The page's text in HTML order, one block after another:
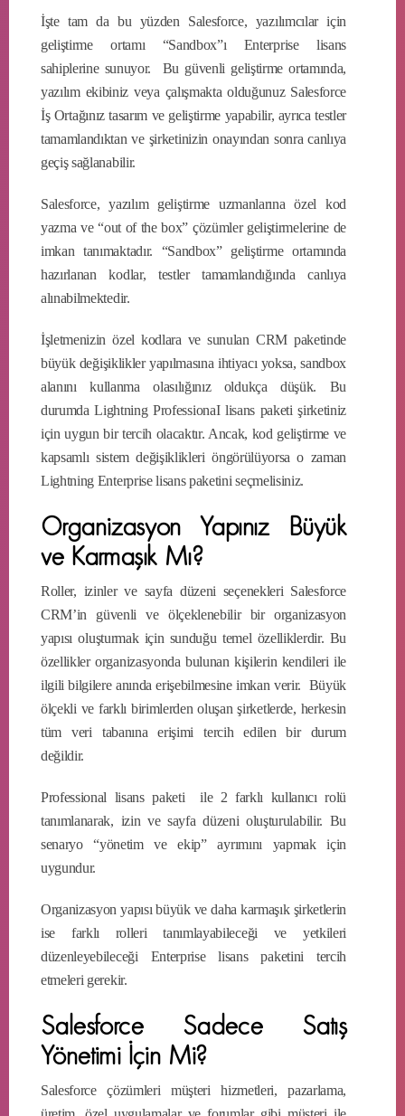
İşte tam da bu yüzden Salesforce, yazılımcılar için
geliştirme ortamı “Sandbox”ı Enterprise lisans
sahiplerine sunuyor. Bu güvenli geliştirme ortamında,
yazılım ekibiniz veya çalışmakta olduğunuz Salesforce
İş Ortağınız tasarım ve geliştirme yapabilir, ayrıca testler
tamamlandıktan ve şirketinizin onayından sonra canlıya
geçiş sağlanabilir.
Salesforce, yazılım geliştirme uzmanlarına özel kod
yazma ve “out of the box” çözümler geliştirmelerine de
imkan tanımaktadır. “Sandbox” geliştirme ortamında
hazırlanan kodlar, testler tamamlandığında canlıya
alınabilmektedir.
İşletmenizin özel kodlara ve sunulan CRM paketinde
büyük değişiklikler yapılmasına ihtiyacı yoksa, sandbox
alanını kullanma olasılığınız oldukça düşük. Bu
durumda Lightning ProfessionaI lisans paketi şirketiniz
için uygun bir tercih olacaktır. Ancak, kod geliştirme ve
kapsamlı sistem değişiklikleri öngörülüyorsa o zaman
Lightning Enterprise lisans paketini seçmelisiniz.
Organizasyon Yapınız Büyük
ve Karmaşık Mı?
Roller, izinler ve sayfa düzeni seçenekleri Salesforce
CRM’in güvenli ve ölçeklenebilir bir organizasyon
yapısı oluşturmak için sunduğu temel özelliklerdir. Bu
özellikler organizasyonda bulunan kişilerin kendileri ile
ilgili bilgilere anında erişebilmesine imkan verir. Büyük
ölçekli ve farklı birimlerden oluşan şirketlerde, herkesin
tüm veri tabanına erişimi tercih edilen bir durum
değildir.
Professional lisans paketi ile 2 farklı kullanıcı rolü
tanımlanarak, izin ve sayfa düzeni oluşturulabilir. Bu
senaryo “yönetim ve ekip” ayrımını yapmak için
uygundur.
Organizasyon yapısı büyük ve daha karmaşık şirketlerin
ise farklı rolleri tanımlayabileceği ve yetkileri
düzenleyebileceği Enterprise lisans paketini tercih
etmeleri gerekir.
Salesforce Sadece Satış
Yönetimi İçin Mi?
Salesforce çözümleri müşteri hizmetleri, pazarlama,